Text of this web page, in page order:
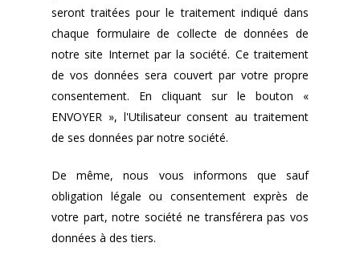
seront traitées pour le traitement indiqué dans
chaque formulaire de collecte de données de
notre site Internet par la société. Ce traitement
de vos données sera couvert par votre propre
consentement. En cliquant sur le bouton «
ENVOYER », l'Utilisateur consent au traitement
de ses données par notre société.
De même, nous vous informons que sauf
obligation légale ou consentement exprès de
votre part, notre société ne transférera pas vos
données à des tiers.